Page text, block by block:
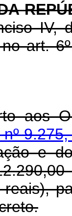
IV,
art.
aos
nº
e